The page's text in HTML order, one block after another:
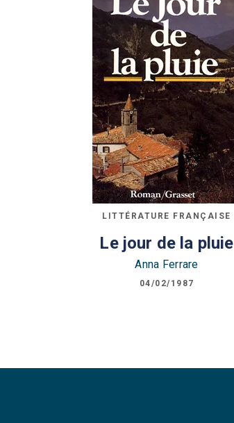
LITTÉRATURE FRANÇAISE
Le jour de la pluie
Anna Ferrare
04/02/1987